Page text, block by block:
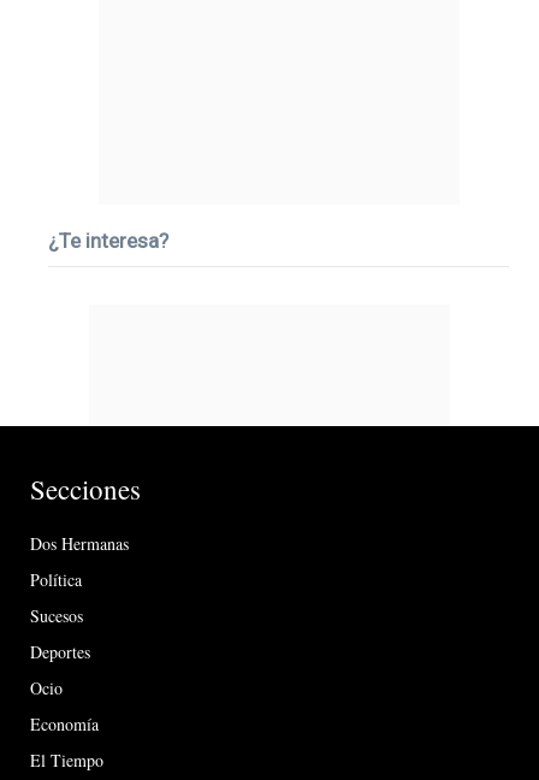
¿Te interesa?
Secciones
Dos Hermanas
Política
Sucesos
Deportes
Ocio
Economía
El Tiempo